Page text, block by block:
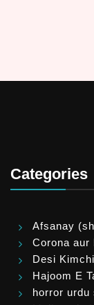
Categories
Afsanay
Corona aur
Desi Kimchi
Hajoom E
horror urdu